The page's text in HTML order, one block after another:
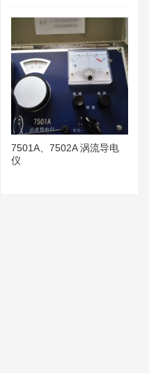
7501A、7502A 涡流导电
仪